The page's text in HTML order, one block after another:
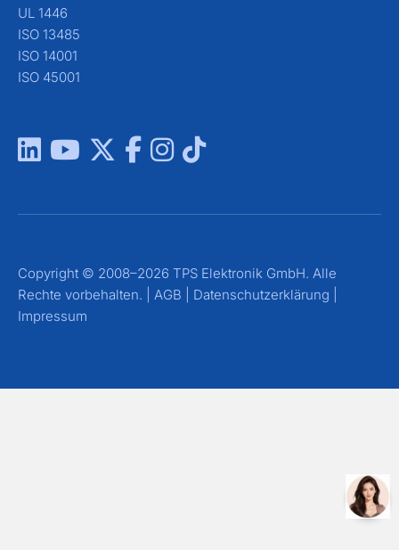
UL 1446
ISO 13485
ISO 14001
ISO 45001
Copyright © 2008–2026 TPS Elektronik GmbH. Alle
Rechte vorbehalten. | AGB Datenschutzerklärung
Impressum